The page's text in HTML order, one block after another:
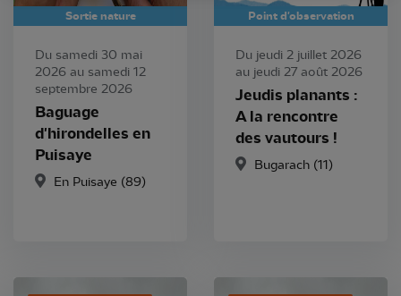
Sortie nature
Du samedi 30 mai
2026 au samedi 12
septembre 2026
Baguage
d'hirondelles en
Puisaye
En Puisaye (89)
Point d'observation
Du jeudi 2 juillet 2026
au jeudi 27 août 2026
Jeudis planants :
A la rencontre
des vautours !
Bugarach (11)